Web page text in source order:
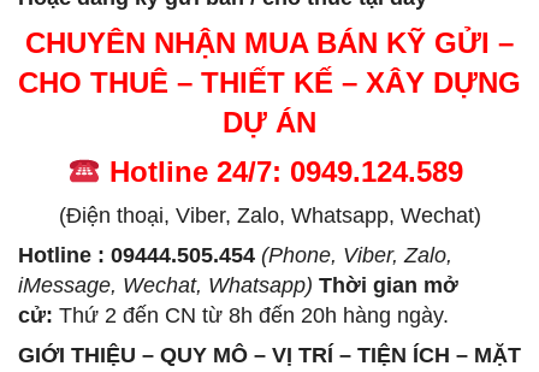
CHUYÊN NHẬN MUA BÁN KỸ GỬI –
CHO THUÊ – THIẾT KẾ – XÂY DỰNG
DỰ ÁN
Hotline 24/7: 0949.124.589
(Điện thoại, Viber, Zalo, Whatsapp, Wechat)
Hotline : 09444.505.454 (Phone, Viber, Zalo,
iMessage, Wechat, Whatsapp) Thời gian mở
cử: Thứ 2 đến CN từ 8h đến 20h hàng ngày.
GIỚI THIỆU – QUY MÔ – VỊ TRÍ – TIỆN ÍCH – MẶT